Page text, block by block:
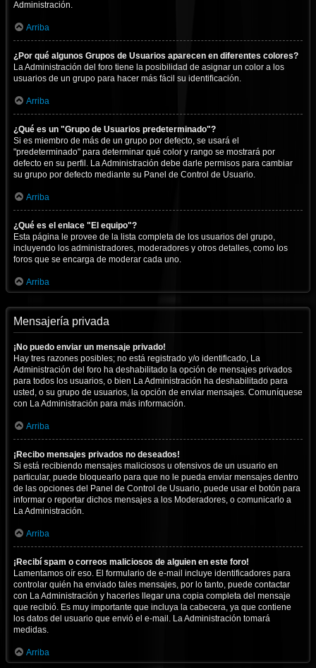
Administración.
Arriba
¿Por qué algunos Grupos de Usuarios aparecen en diferentes colores?
La Administración del foro tiene la posibilidad de asignar un color a los
usuarios de un grupo para hacer más fácil su identificación.
Arriba
¿Qué es un "Grupo de Usuarios predeterminado"?
Si es miembro de más de un grupo por defecto, se usará el
"predeterminado" para determinar qué color y rango se mostrará por
defecto en su perfil. La Administración debe darle permisos para cambiar
su grupo por defecto mediante su Panel de Control de Usuario.
Arriba
¿Qué es el enlace "El equipo"?
Esta página le provee de la lista completa de los usuarios del grupo,
incluyendo los administradores, moderadores y otros detalles, como los
foros que se encarga de moderar cada uno.
Arriba
Mensajería privada
¡No puedo enviar un mensaje privado!
Hay tres razones posibles; no está registrado y/o identificado, La
Administración del foro ha deshabilitado la opción de mensajes privados
para todos los usuarios, o bien La Administración ha deshabilitado para
usted, o su grupo de usuarios, la opción de enviar mensajes. Comuníquese
con La Administración para más información.
Arriba
¡Recibo mensajes privados no deseados!
Si está recibiendo mensajes maliciosos u ofensivos de un usuario en
particular, puede bloquearlo para que no le pueda enviar mensajes dentro
de las opciones del Panel de Control de Usuario, puede usar el botón para
informar o reportar dichos mensajes a los Moderadores, o comunicarlo a
La Administración.
Arriba
¡Recibí spam o correos maliciosos de alguien en este foro!
Lamentamos oír eso. El formulario de e-mail incluye identificadores para
controlar quién ha enviado tales mensajes, por lo tanto, puede contactar
con La Administración y hacerles llegar una copia completa del mensaje
que recibió. Es muy importante que incluya la cabecera, ya que contiene
los datos del usuario que envió el e-mail. La Administración tomará
medidas.
Arriba